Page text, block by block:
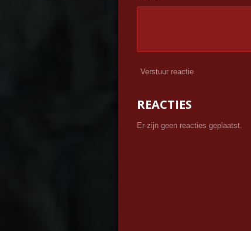
Verstuur reactie
REACTIES
Er zijn geen reacties geplaatst.